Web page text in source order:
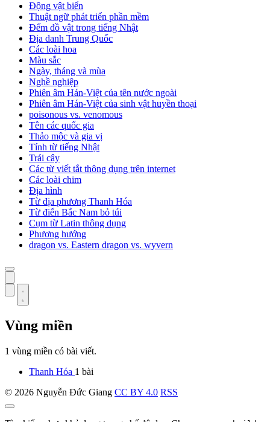
Động vật biển
Thuật ngữ phát triển phần mềm
Đếm đồ vật trong tiếng Nhật
Địa danh Trung Quốc
Các loài hoa
Màu sắc
Ngày, tháng và mùa
Nghề nghiệp
Phiên âm Hán-Việt của tên nước ngoài
Phiên âm Hán-Việt của sinh vật huyền thoại
poisonous vs. venomous
Tên các quốc gia
Thảo mộc và gia vị
Tính từ tiếng Nhật
Trái cây
Các từ viết tắt thông dụng trên internet
Các loài chim
Địa hình
Từ địa phương Thanh Hóa
Từ điển Bắc Nam bỏ túi
Cụm từ Latin thông dụng
Phương hướng
dragon vs. Eastern dragon vs. wyvern
Vùng miền
1 vùng miền có bài viết.
Thanh Hóa 1 bài
© 2026 Nguyễn Đức Giang CC BY 4.0 RSS